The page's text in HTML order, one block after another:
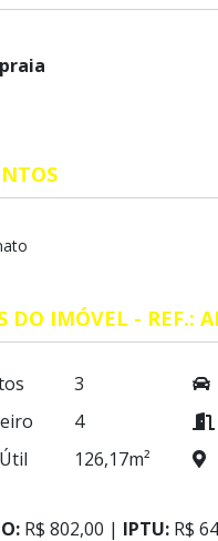
DO IMÓVEL - REF.:
3
4
126,17m²
R$ 802,00 | IPTU: R$